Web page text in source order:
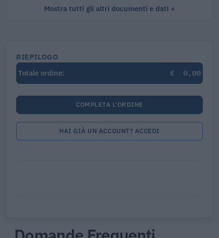
Mostra tutti gli altri documenti e dati
RIEPILOGO
Totale ordine:
€ 0,00
COMPLETA L'ORDINE
HAI GIÀ UN ACCOUNT? ACCEDI